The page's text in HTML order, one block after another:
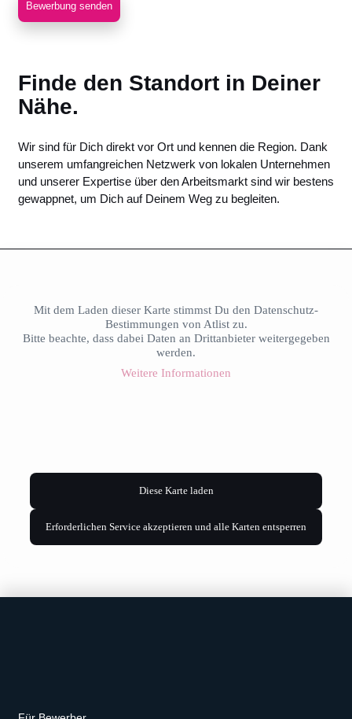
Bewerbung senden
Finde den Standort in Deiner
Nähe.
Wir sind für Dich direkt vor Ort und kennen die Region. Dank
unserem umfangreichen Netzwerk von lokalen Unternehmen
und unserer Expertise über den Arbeitsmarkt sind wir bestens
gewappnet, um Dich auf Deinem Weg zu begleiten.
Mit dem Laden dieser Karte stimmst Du den Datenschutz-
Bestimmungen von Atlist zu.
Bitte beachte, dass dabei Daten an Drittanbieter weitergegeben
werden.
Weitere Informationen
Diese Karte laden
Erforderlichen Service akzeptieren und alle Karten entsperren